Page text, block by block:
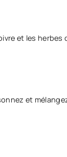
et les
et